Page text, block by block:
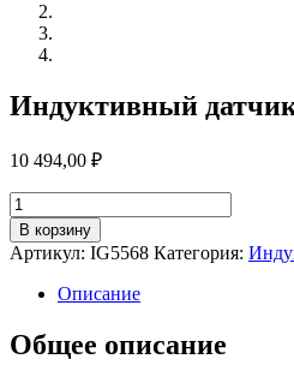
Индуктивный
10 494,00 ₽
Количество
товара
Индуктивный
датчик
ig5568
В корзину
Артикул: IG5568 Категория:
Описание
Общее описание